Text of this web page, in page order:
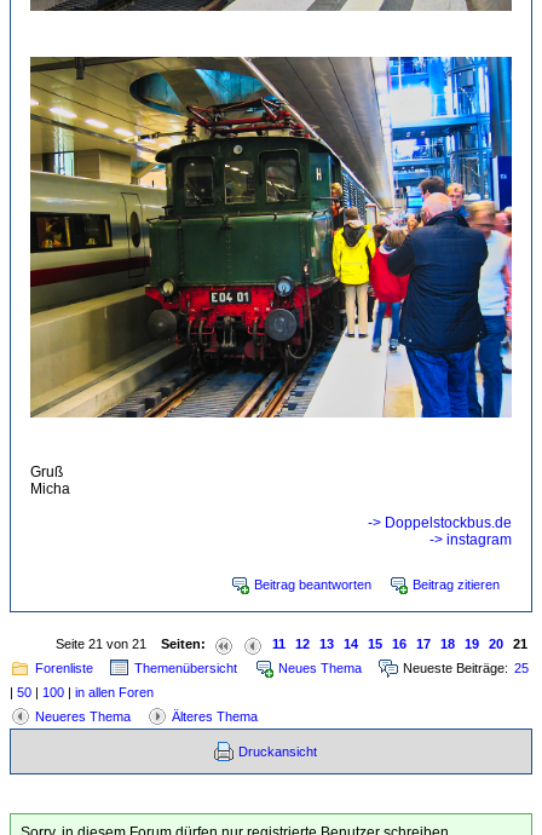
Gruß
Micha
-> Doppelstockbus.de
-> instagram
Beitrag beantworten Beitrag zitieren
Seite 21 von 21 Seiten: 11 12 13 14 15 16 17 18 19 20
21
Forenliste
Themenübersicht Neues Thema Neueste Beiträge: 25
| 50 | 100 | in allen Foren
Neueres Thema
Älteres Thema
Druckansicht